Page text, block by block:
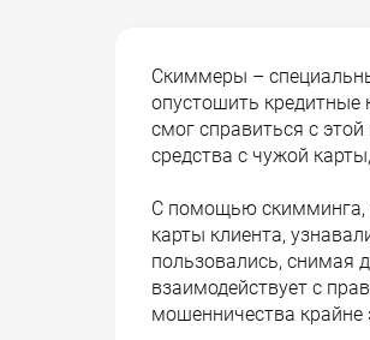
Скиммеры –
опустошить кредитные
смог справиться с
средства с чужой
С помощью
карты клиента,
пользовались, снимая
взаимодействует с
мошенничества крайне